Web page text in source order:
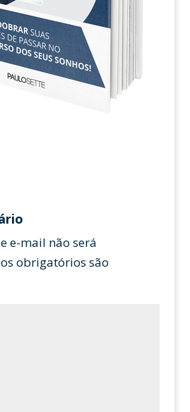
e-mail não será
obrigatórios são